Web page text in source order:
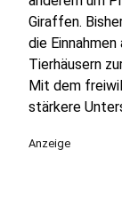
Giraffen.
die
Tierhäusern
Mit dem
stärkere
Anzeige